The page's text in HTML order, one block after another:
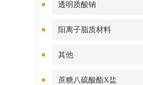
透明质酸钠
阳离子脂质材料
其他
蔗糖八硫酸酯X盐